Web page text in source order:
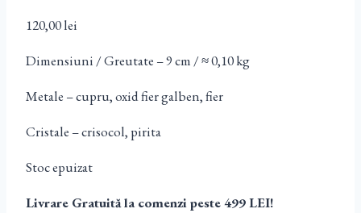
120,00lei
Dimensiuni / Greutate – 9 cm / ≈ 0,10 kg
Metale – cupru, oxid fier galben, fier
Cristale – crisocol, pirita
Stoc epuizat
Livrare Gratuită la comenzi peste 499 LEI!